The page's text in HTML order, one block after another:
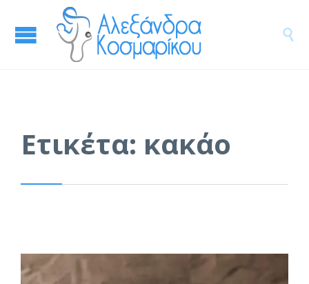

Ετικέτα: κακάο